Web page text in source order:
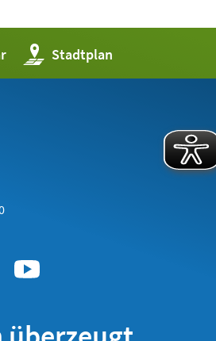
Stadtplan
(Öffnet
in
einem